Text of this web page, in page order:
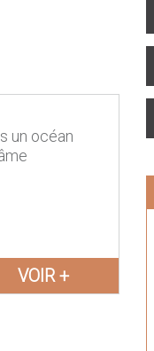
un océan
VOIR +